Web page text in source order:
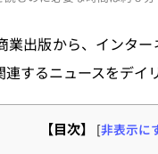
e e
n
a
出版から、インタ
するニュースをデイ
【目次】 [非表示に